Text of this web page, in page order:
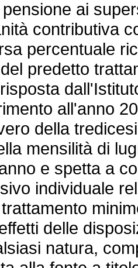
ai
contributiva
percentuale
predetto
all'anno
della
mensilità di
e spetta a
individuale
delle
natura,